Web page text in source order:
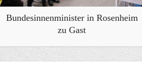
Bundesinnenminister in Rosenheim
zu Gast